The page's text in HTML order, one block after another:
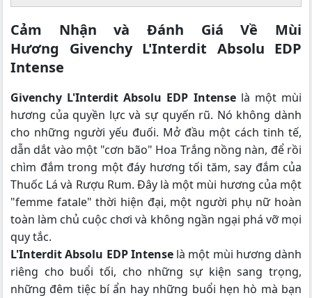
Cảm Nhận và Đánh Giá Về Mùi
Hương Givenchy L'Interdit Absolu EDP
Intense
Givenchy L'Interdit Absolu EDP Intenselà một mùi
hương của quyền lực và sự quyến rũ. Nó không dành
cho những người yếu đuối. Mở đầu một cách tinh tế,
dẫn dắt vào một "cơn bão" Hoa Trắng nồng nàn, để rồi
chìm đắm trong một đáy hương tối tăm, say đắm của
Thuốc Lá và Rượu Rum. Đây là một mùi hương của một
"femme fatale" thời hiện đại, một người phụ nữ hoàn
toàn làm chủ cuộc chơi và không ngần ngại phá vỡ mọi
quy tắc.
L'Interdit Absolu EDP Intenselà một mùi hương dành
riêng cho buổi tối, cho những sự kiện sang trọng,
những đêm tiệc bí ẩn hay những buổi hẹn hò mà bạn